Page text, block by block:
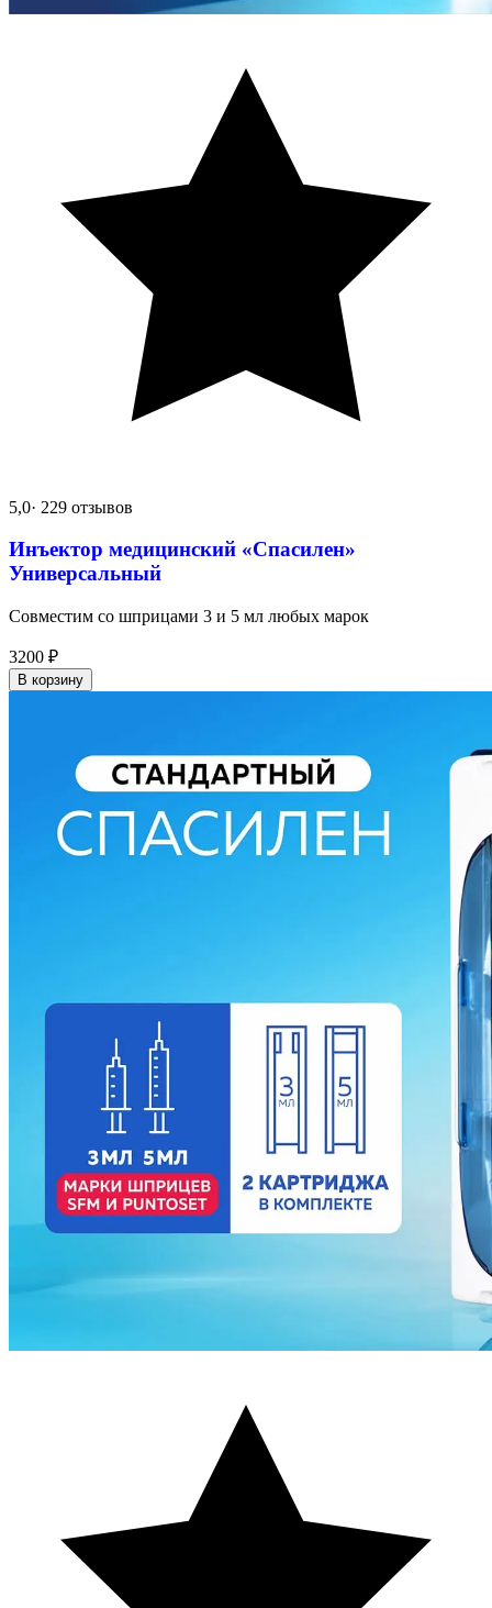
5,0· 229 отзывов
Инъектор медицинский «Спасилен»
Универсальный
Совместим со шприцами 3 и 5 мл любых марок
3200 ₽
В корзину